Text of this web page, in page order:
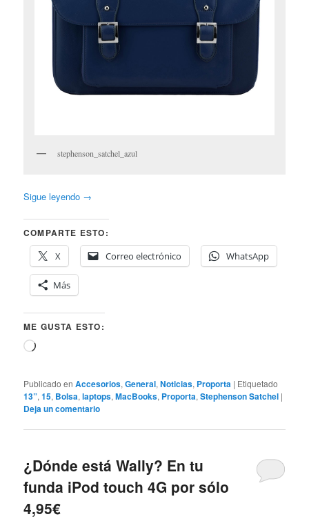
stephenson_satchel_azul
Sigue leyendo →
COMPARTE ESTO:
X
Correo electrónico WhatsApp
Más
ME GUSTA ESTO:
Cargando...
Publicado en Accesorios,General,Noticias, Proporta | Etiquetado
13”,15, Bolsa,laptops,MacBooks, Proporta,Stephenson Satchel |
Deja un comentario
¿Dónde está Wally? En tu
funda iPod touch 4G por sólo
4,95€